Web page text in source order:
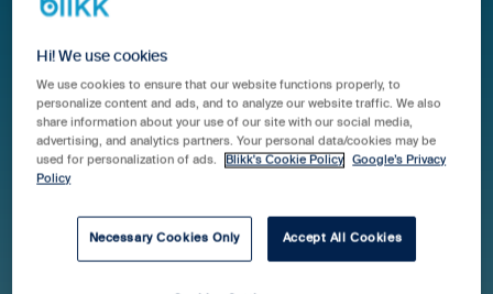
Hjälpcenter Blikk Pro & Business FAQ Avtal
Du kan koppla projekt från
avtal, kan du gå åt andra
Hi! We use cookies
We use cookies to ensure that our website functions properly, to
personalize content and ads, and to analyze our website traffic. We also
share information about your use of our site with our social media,
advertising, and analytics partners. Your personal data/cookies may be
used for personalization of ads.
Blikk's Cookie Policy
Google’s Privacy
Policy
Necessary Cookies Only Accept All Cookies